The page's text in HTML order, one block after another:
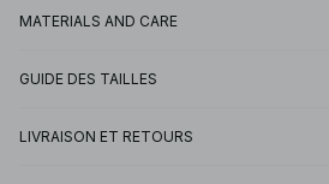
MATERIALS AND CARE
GUIDE DES TAILLES
LIVRAISON ET RETOURS